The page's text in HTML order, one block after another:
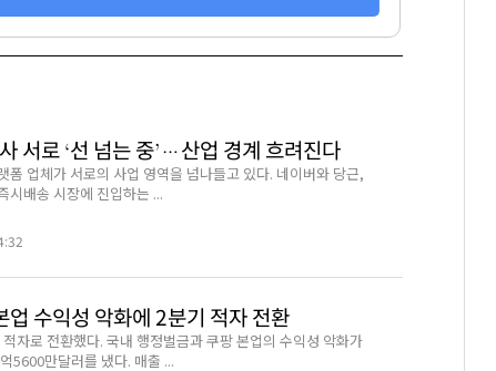
서로 ‘선 넘는 중’…산업 경계 흐려진다
폼 업체가 서로의 사업 영역을 넘나들고 있다. 네이버와 당근,
시배송 시장에 진입하는 ...
업 수익성 악화에 2분기 적자 전환
자로 전환했다. 국내 행정벌금과 쿠팡 본업의 수익성 악화가
5600만달러를 냈다. 매출 ...